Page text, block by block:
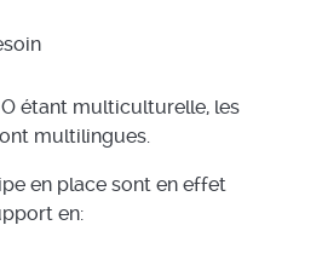
étant multiculturelle, les
multilingues.
en place sont en effet
en: